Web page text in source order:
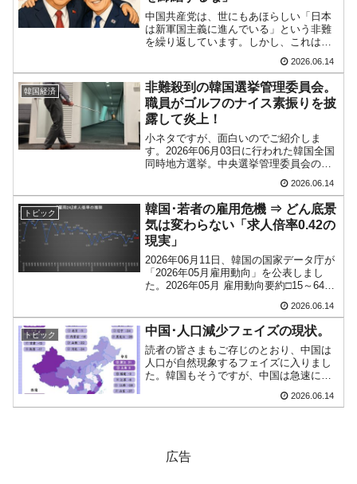
『Money1』
韓国「ここは北朝鮮なのか。選管がサーバー
にウソのデータを入力したのは明白だ」
韓国･李在明さっそく不動産対策で浅薄な発
『Money1』
韓国は「中国と同じく」投資に不適格な国
だ。
『Money1』
『韓国銀行』が「金の保有量を増やします」
⇒「金を経由するドル入手」手段ではないのか？
『Money1』
韓国･外為取引量「1日当たり1,214.4億ドル」
まで拡大 ⇒ 海外資金の動きに強く左右される状態
『Money1』
韓国･帰ってきた李在明。李在明を支持しな
い「50.5％」に上昇
韓国大統領府ボンクラ政策室長が告発された
⇒ 国家が行った恐るべき株価操作であり、空前の国政壟断
『Money1』
韓国･警察職員が「丸刈りになって抗議活
動」
『Money1』
中国だけが鉄鋼輸出を異常増加させる ⇒ 中
国の過剰生産が世界を蝕む。
中国共産党は、世にもあほらしい「日本
は新軍国主義に進んでいる」という非難
を繰り返しています。しかし、これはい
メディア『Reuters（ロイター）』、
『Financial Times』、『AP』、『Le M...
2026.06.14
韓国経済
非難殺到の韓国選挙管理委員会。
職員がゴルフのナイス素振りを披
露して炎上！
小ネタですが、面白いのでご紹介しま
す。2026年06月03日に行われた韓国全国
同時地方選挙。中央選挙管理委員会のチ
ョンボで市民が抗議活動を止めない――
という事態に陥っています。当然、選挙
管理委員会は猛批判にさらされているの
すが、大邱選管の職...
2026.06.14
トピック
韓国･若者の雇用危機 ⇒ どん底景
気は変わらない「求人倍率0.42の
現実」
2026年06月11日、韓国の国家データ庁が
「2026年05月雇用動向」を公表しまし
た。2026年05月 雇用動向要約□15～64歳
で、前年同月比0.3ポイント低下○若年層
（15～29歳）の雇用率は4...
2026.06.14
トピック 中国･人口減少フェイズの現状。
読者の皆さまもご存じのとおり、中国は
人口が自然現象するフェイズに入りまし
た。韓国もそうですが、中国は急速に老
前からいわれていたこと。人口学の予測
2026.06.14
広告